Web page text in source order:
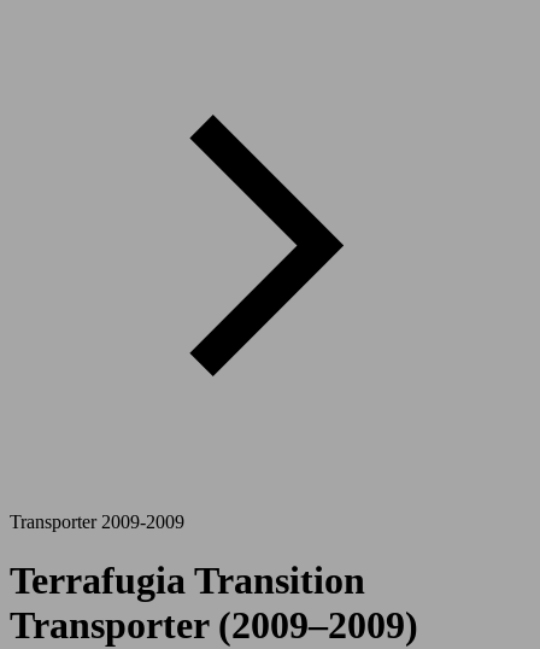
Transporter 2009-2009
Terrafugia Transition
Transporter (2009–2009)